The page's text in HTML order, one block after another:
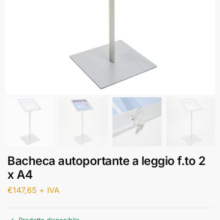
Bacheca autoportante a leggio f.to 2
x A4
€147,65 + IVA